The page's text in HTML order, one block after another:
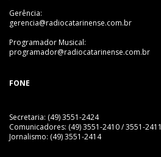
Gerência:
gerencia@radiocatarinense.com.br
Programador Musical:
programador@radiocatarinense.com.br
FONE
Secretaria: (49) 3551-2424
Comunicadores: (49) 3551-2410 / 3551-2411
Jornalismo: (49) 3551-2414